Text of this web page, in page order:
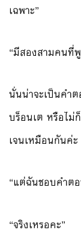
เฉพาะ”
“มีสองสามคนที่
นั่นน่าจะเป็นคำ
บร็อนเต หรือไ
เจนเหมือนกันค่
“แต่ฉันชอบคำต
“จริงเหรอคะ”